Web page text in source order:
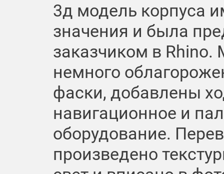
3д модель корпуса
значения и была
заказчиком в
немного
фаски, добавлены
навигационное и
оборудование.
произведено